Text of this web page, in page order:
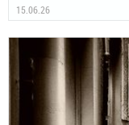
15.06.26